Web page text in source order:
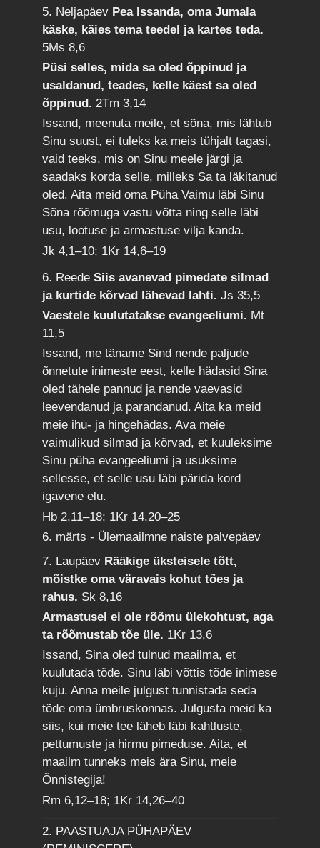
5. Neljapäev Pea Issanda, oma Jumala
käske, käies tema teedel ja kartes teda.
5Ms 8,6
Püsi selles, mida sa oled õppinud ja
usaldanud, teades, kelle käest sa oled
õppinud.2Tm 3,14
Issand, meenuta meile, et sõna, mis lähtub
Sinu suust, ei tuleks ka meis tühjalt tagasi,
vaid teeks, mis on Sinu meele järgi ja
saadaks korda selle, milleks Sa ta läkitanud
oled. Aita meid oma Püha Vaimu läbi Sinu
Sõna rõõmuga vastu võtta ning selle läbi
usu, lootuse ja armastuse vilja kanda.
Jk 4,1–10; 1Kr 14,6–19
6. ReedeSiis avanevad pimedate silmad
ja kurtide kõrvad lähevad lahti.Js 35,5
Vaestele kuulutatakse evangeeliumi. Mt
11,5
Issand, me täname Sind nende paljude
õnnetute inimeste eest, kelle hädasid Sina
oled tähele pannud ja nende vaevasid
leevendanud ja parandanud. Aita ka meid
meie ihu- ja hingehädas. Ava meie
vaimulikud silmad ja kõrvad, et kuuleksime
Sinu püha evangeeliumi ja usuksime
sellesse, et selle usu läbi pärida kord
igavene elu.
Hb 2,11–18; 1Kr 14,20–25
6. märts - Ülemaailmne naiste palvepäev
7. Laupäev Rääkige üksteisele tõtt,
mõistke oma väravais kohut tões ja
rahus. Sk 8,16
Armastusel ei ole rõõmu ülekohtust, aga
ta rõõmustab tõe üle. 1Kr 13,6
Issand, Sina oled tulnud maailma, et
kuulutada tõde. Sinu läbi võttis tõde inimese
kuju. Anna meile julgust tunnistada seda
tõde oma ümbruskonnas. Julgusta meid ka
siis, kui meie tee läheb läbi kahtluste,
pettumuste ja hirmu pimeduse. Aita, et
maailm tunneks meis ära Sinu, meie
Õnnistegija!
Rm 6,12–18; 1Kr 14,26–40
2. PAASTUAJA PÜHAPÄEV